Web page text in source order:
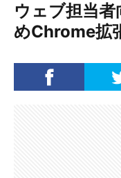
ウェブ担当
めChrome拡